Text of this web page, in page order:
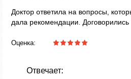
Доктор ответила на вопросы,
дала рекомендации.
Оценка:
Отвечает: